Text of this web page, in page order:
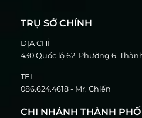
TRỤ SỞ CHÍNH
ĐỊA CHỈ
430 Quốc lộ 62, Phường 6,
TEL
086.624.4618 - Mr. Chiến
CHI NHÁNH THÀNH